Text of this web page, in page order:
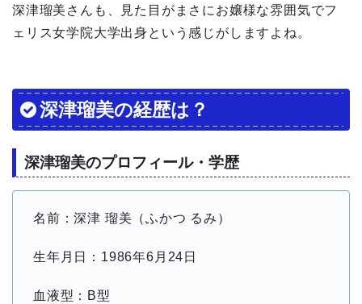
深津瑠美さんも、見た目がまさにお嬢様な雰囲気でフ
ェリス女学院大学出身という感じがしますよね。
深津瑠美の経歴は？
深津瑠美のプロフィール・学歴
名前：深津 瑠美（ふかつ るみ）
生年月日：1986年6月24日
血液型：B型